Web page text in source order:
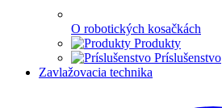
O robotických kosačkách
Produkty
Príslušenstvo
Zavlažovacia technika